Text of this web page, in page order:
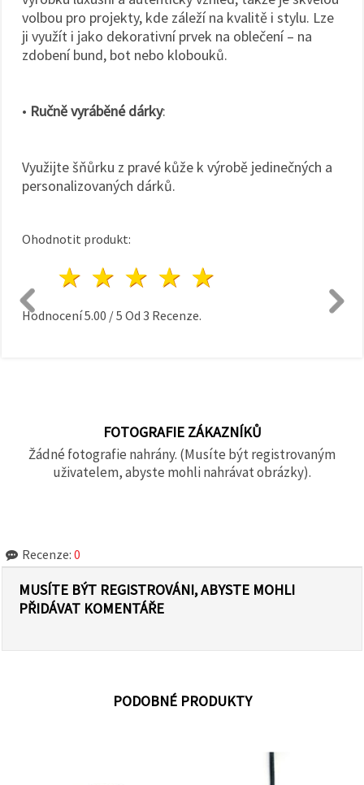
volbou pro projekty, kde záleží na kvalitě i stylu. Lze
ji využít i jako dekorativní prvek na oblečení – na
zdobení bund, bot nebo klobouků.
• Ručně vyráběné dárky:
Využijte šňůrku z pravé kůže k výrobě jedinečných a
personalizovaných dárků.
Ohodnotit produkt:
4 hvězdy
3 hvězdy
2 hvězdy
1 hvězda
Hodnocení5.00 /5 Od 3 Recenze.
FOTOGRAFIE ZÁKAZNÍKŮ
Žádné fotografie nahrány. (Musíte být registrovaným
uživatelem, abyste mohli nahrávat obrázky).
Recenze: 0
MUSÍTE BÝT REGISTROVÁNI, ABYSTE MOHLI
PŘIDÁVAT KOMENTÁŘE
PODOBNÉ PRODUKTY